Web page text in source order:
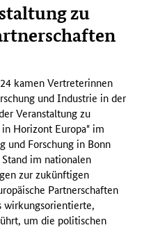
zu
kamen Vertreterinnen
und Industrie in der
Veranstaltung zu
Horizont Europa" im
und Forschung in Bonn
im nationalen
zur zukünftigen
Partnerschaften
wirkungsorientierte,
um die politischen